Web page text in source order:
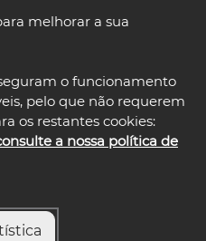
melhorar a sua
o funcionamento
pelo que não requerem
os restantes cookies:
a nossa política de
select language